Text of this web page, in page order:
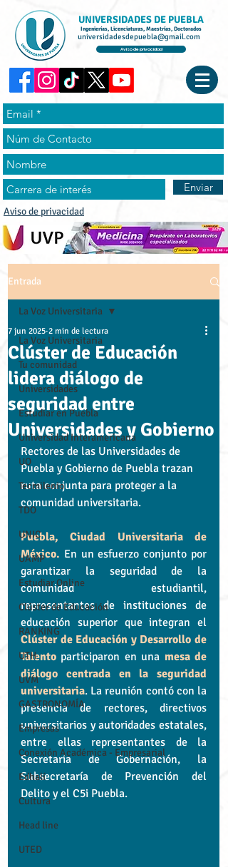
UNIVERSIDADES DE PUEBLA
Ingenierías, Licenciaturas, Maestrías, Doctorados
universidadesdepuebla@gmail.com
Aviso de privacidad
Enviar
Aviso de privacidad
Entrada
La Voz Universitaria
Tu comunidad
Universidades
Estudiar en Puebla
Universidad Interamericana
UO
Tecmilenio
TDO
UNIC
UAMP
Estudiar Online
Clúster de Educación
RANKING
UTH
UVM
GASTRONOMÍA
Empresas
Conexión Académica - Empresarial
Edhalí
Cultura
Head line
UTED
La Voz Universitaria
Clúster de Educación
lidera diálogo de
seguridad entre
Universidades y Gobierno
7 jun 2025 2 min de lectura
Rectores de las Universidades de
Puebla y Gobierno de Puebla trazan
ruta conjunta para proteger a la
comunidad universitaria.
Puebla, Ciudad Universitaria de
México. En un esfuerzo conjunto por
garantizar la seguridad de la
comunidad estudiantil,
representantes de instituciones de
Clúster de Educación y Desarrollo de
Talento participaron en una mesa de
diálogo centrada en la seguridad
universitaria. La reunión contó con la
presencia de rectores, directivos
universitarios y autoridades estatales,
entre ellas representantes de la
Secretaría de Gobernación, la
Subsecretaría de Prevención del
Delito y el C5i Puebla.